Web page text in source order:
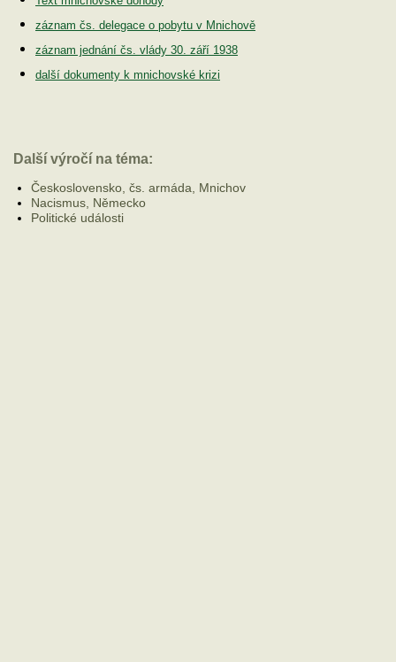
záznam čs. delegace o pobytu v Mnichově
záznam jednání čs. vlády 30. září 1938
další dokumenty k mnichovské krizi
Další výročí na téma:
Československo, čs. armáda, Mnichov
Nacismus, Německo
Politické události